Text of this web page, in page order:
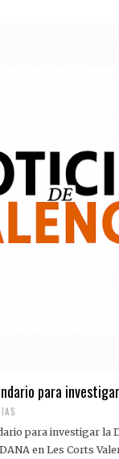
para
para investigar la
en Les Corts